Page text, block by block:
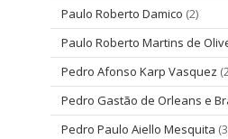
Paulo Roberto Damico (2)
Paulo Roberto Martins de
Pedro Afonso Karp Vasquez
Pedro Gastão de Orleans e
Pedro Paulo Aiello Mesquita